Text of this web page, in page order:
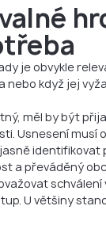
je obvykle
nebo když jej
měl by být
Usnesení musí
identifikovat
a převáděný
schválení
U většiny